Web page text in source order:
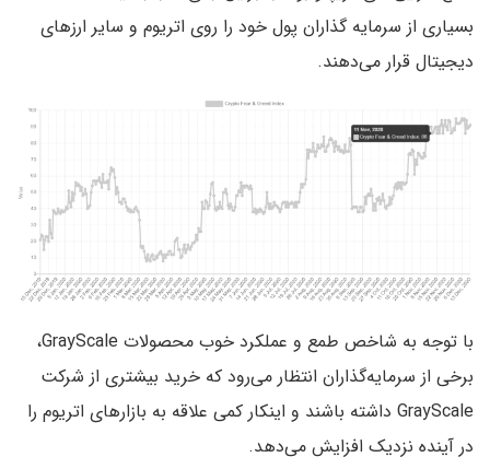
بسیاری از سرمایه گذاران پول خود را روی اتریوم و سایر ارزهای
دیجیتال قرار می‌دهند.
با توجه به شاخص طمع و عملکرد خوب محصولات GrayScale،
برخی از سرمایه‌گذاران انتظار می‌رود که خرید بیشتری از شرکت
GrayScale داشته باشند و اینکار کمی علاقه به بازارهای اتریوم را
در آینده نزدیک افزایش می‌دهد.